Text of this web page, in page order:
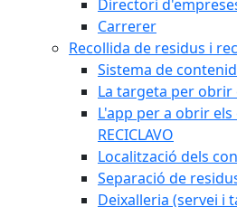
Directori
Carrerer
Recollida de residus i
Sistema de
La targeta per
L'app per a obrir
RECICLAVO
Localització dels
Separació de
Deixalleria (servei i